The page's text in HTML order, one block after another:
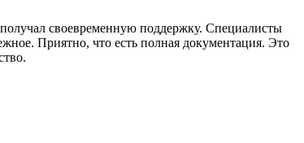
своевременную поддержку. Специалисты
Приятно, что есть полная документация. Это